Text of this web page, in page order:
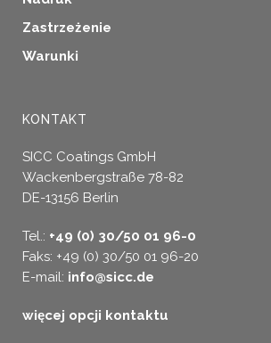
Zastrzeżenie
Warunki
KONTAKT
SICC Coatings GmbH
Wackenbergstraße 78-82
DE-13156 Berlin
Tel.: +49 (0) 30/50 01 96-0
Faks: +49 (0) 30/50 01 96-20
E-mail: info@sicc.de
więcej opcji kontaktu